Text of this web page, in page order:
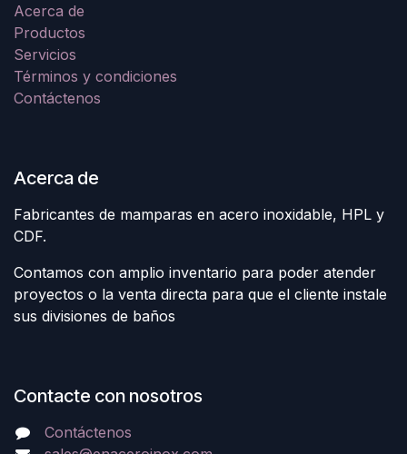
Acerca de
Productos
Servicios
Términos y condiciones
Contáctenos
Acerca de
Fabricantes de mamparas en acero inoxidable, HPL y
CDF.
Contamos con amplio inventario para poder atender
proyectos o la venta directa para que el cliente instale
sus divisiones de baños
Contacte con nosotros
Contáctenos